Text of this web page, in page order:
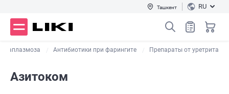
Ташкент RU
Антибиотики при фарингите Препараты от уретрита
Азитоком